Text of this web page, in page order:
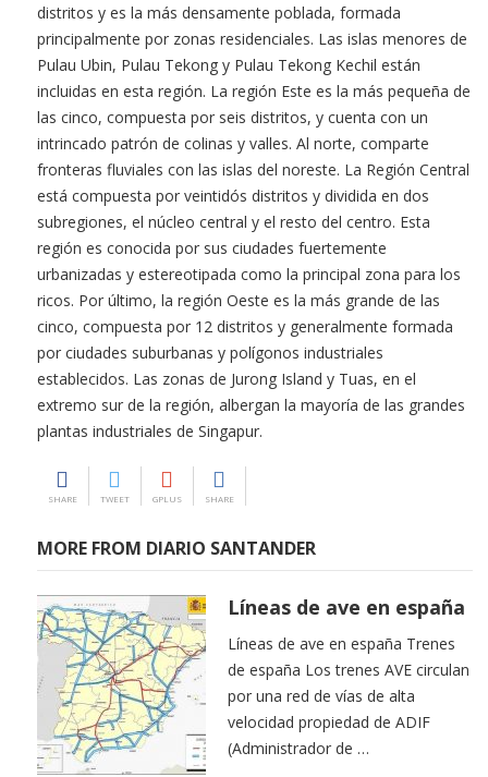
distritos y es la más densamente poblada, formada
principalmente por zonas residenciales. Las islas menores de
Pulau Ubin, Pulau Tekong y Pulau Tekong Kechil están
incluidas en esta región. La región Este es la más pequeña de
las cinco, compuesta por seis distritos, y cuenta con un
intrincado patrón de colinas y valles. Al norte, comparte
fronteras fluviales con las islas del noreste. La Región Central
está compuesta por veintidós distritos y dividida en dos
subregiones, el núcleo central y el resto del centro. Esta
región es conocida por sus ciudades fuertemente
urbanizadas y estereotipada como la principal zona para los
ricos. Por último, la región Oeste es la más grande de las
cinco, compuesta por 12 distritos y generalmente formada
por ciudades suburbanas y polígonos industriales
establecidos. Las zonas de Jurong Island y Tuas, en el
extremo sur de la región, albergan la mayoría de las grandes
plantas industriales de Singapur.
SHARE TWEET GPLUS SHARE
MORE FROM DIARIO SANTANDER
Líneas de ave en españa
Líneas de ave en españa Trenes
de españa Los trenes AVE circulan
por una red de vías de alta
velocidad propiedad de ADIF
(Administrador de …